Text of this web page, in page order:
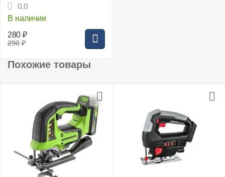
0.0
В наличии
290 ₽
280 ₽
Похожие товары